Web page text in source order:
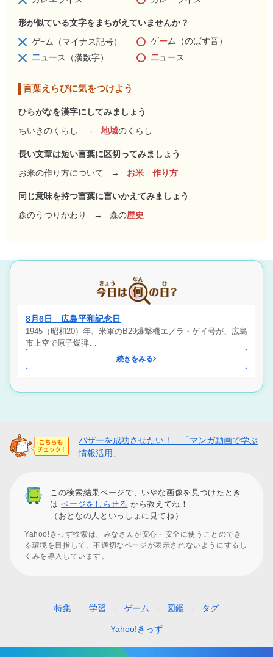
形が似ている文字をまちがえていませんか？
ゲ−ム（マイナス記号） ゲーム（のばす音）
二ュース（漢数字） 二ュース
言葉えらびに気をつけよう
ひらがなを漢字にしてみましょう
ちいきのくらし
→ 地域のくらし
長い文章は短い言葉に区切ってみましょう
お米の作り方について
→ お米 作り方
同じ意味を持つ言葉に言いかえてみましょう
森のうつりかわり
→ 森の歴史
8月6日 広島平和記念日
1945（昭和20）年、米軍のB29爆撃機エノラ・ゲイ号が、広島
市上空で原子爆弾…
続きをみる
バザーを成功させたい！ 「マンガ動画で学ぶ
情報活用」
この検索結果ページで、いやな画像を見つけたとき
はページをしらせる から教えてね！
（おとなの人といっしょに見てね）
Yahoo!きっず検索は、みなさんが安心・安全に使うことのでき
る環境を目指して、不適切なページが表示されないようにするし
くみを導入しています。
タ
特集 学習 ゲーム 図鑑 タグ
Yahoo!きっず